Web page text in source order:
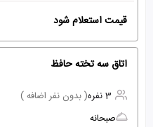
قیمت استعلام شود
اتاق سه تخته حافظ
3 نفره
( بدون نفر اضافه )
صبحانه